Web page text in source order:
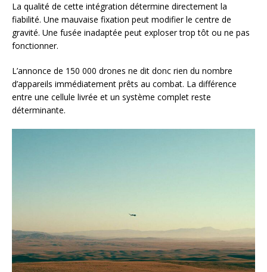
La qualité de cette intégration détermine directement la
fiabilité. Une mauvaise fixation peut modifier le centre de
gravité. Une fusée inadaptée peut exploser trop tôt ou ne pas
fonctionner.
L’annonce de 150 000 drones ne dit donc rien du nombre
d’appareils immédiatement prêts au combat. La différence
entre une cellule livrée et un système complet reste
déterminante.